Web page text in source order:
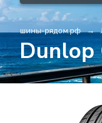
шины-рядом.рф
Dunlop